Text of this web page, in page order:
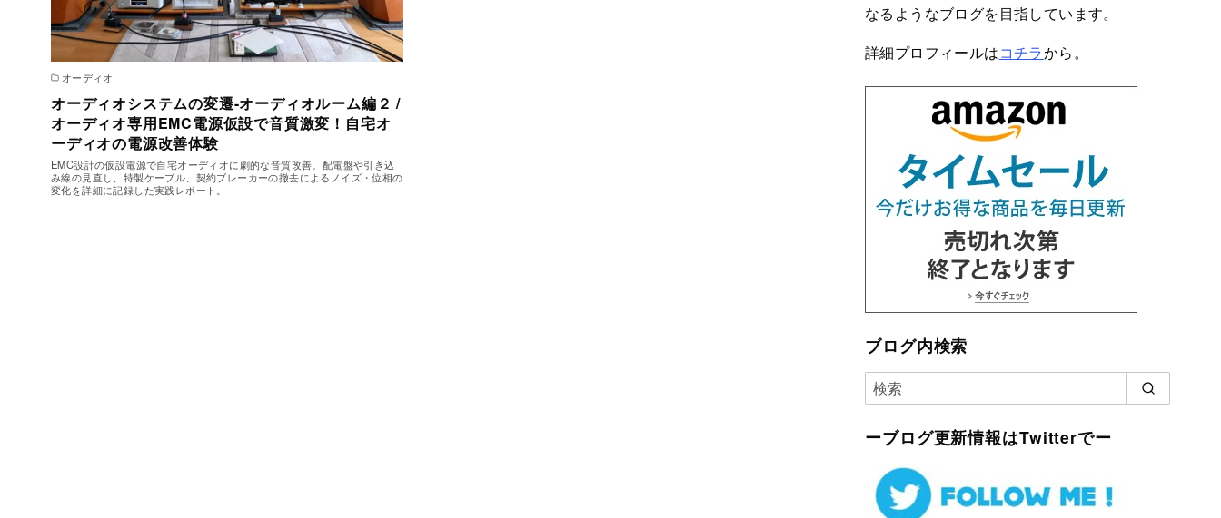
オーディオ
オーディオシステムの変遷-オーディオルーム編２ /
オーディオ専用EMC電源仮設で音質激変！自宅オ
ーディオの電源改善体験
EMC設計の仮設電源で自宅オーディオに劇的な音質改善。配電盤や引き込
み線の見直し、特製ケーブル、契約ブレーカーの撤去によるノイズ・位相の
変化を詳細に記録した実践レポート。
なるようなブログを目指しています。
詳細プロフィールはコチラから。
ブログ内検索
ーブログ更新情報はTwitterでー